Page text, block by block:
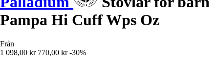
Pampa Hi Cuff Wps Oz
Från
1 098,00 kr 770,00 kr -30%